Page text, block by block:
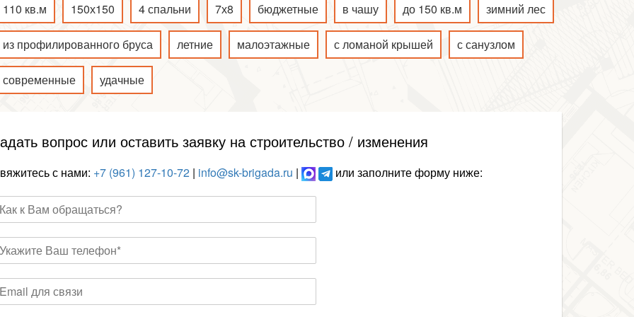
110 кв.м 150х150 4 спальни 7х8 бюджетные в чашу до 150 кв.м зимний лес
из профилированного бруса летние малоэтажные с ломаной крышей с санузлом
современные удачные
вопрос или оставить заявку на строительство / изменения
с нами: +7 (961) 127-10-72| info@sk-brigada.ru | или заполните форму ниже: